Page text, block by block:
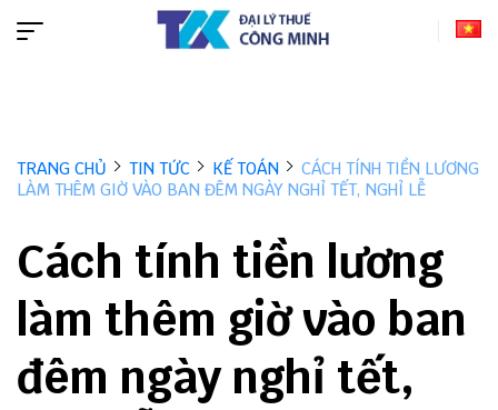
TRANG CHỦ TIN TỨC KẾ TOÁN
CÁCH TÍNH TIỀN LƯƠNG
LÀM THÊM GIỜ VÀO BAN ĐÊM NGÀY NGHỈ TẾT, NGHỈ LỄ
Cách tính tiền lương
làm thêm giờ vào ban
đêm ngày nghỉ tết,